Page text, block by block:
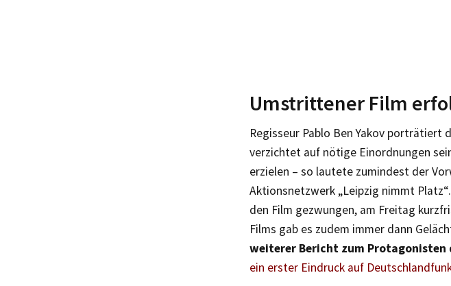
Umstrittener Film
Regisseur Pablo Ben Yakov porträtiert
verzichtet auf nötige Einordnungen
erzielen – so lautete zumindest der
Aktionsnetzwerk „Leipzig nimmt
den Film gezwungen, am Freitag
Films gab es zudem immer dann
weiterer Bericht zum Protagonisten
ein erster Eindruck auf